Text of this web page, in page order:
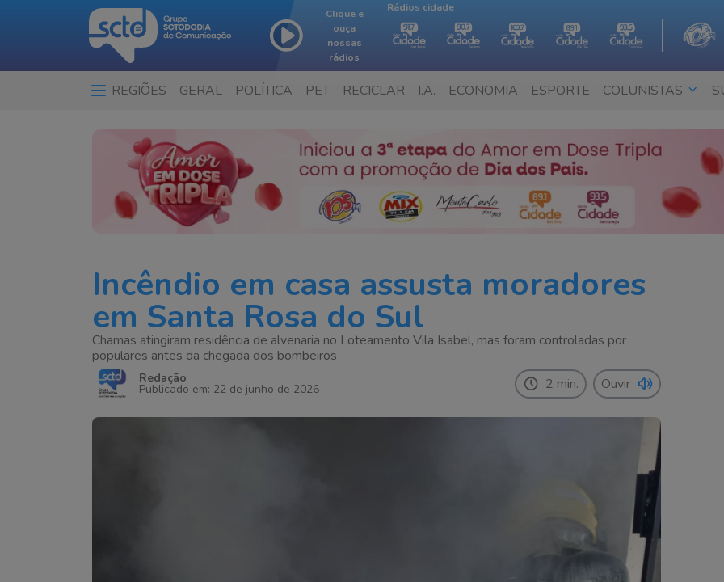
Clique e
ouça
nossas
rádios
Rádios cidade
REGIÕES GERAL POLÍTICA PET RECICLAR I.A. ECONOMIA ESPORTE COLUNISTAS
Incêndio em casa assusta moradores
em Santa Rosa do Sul
Chamas atingiram residência de alvenaria no Loteamento Vila Isabel, mas foram controladas por
populares antes da chegada dos bombeiros
Redação
Publicado em: 22 de junho de 2026 2 min. Ouvir